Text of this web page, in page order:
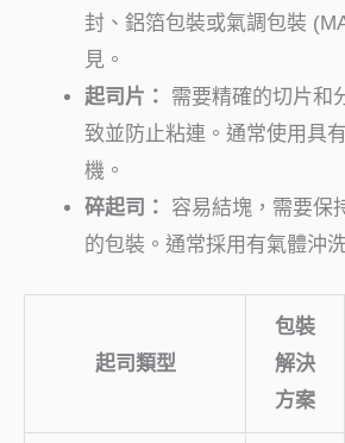
封、鋁箔包裝或氣調包裝
見。
起司片：
需要精確的切片和
致並防止粘連。通常使用具
機。
碎起司：
容易結塊，需要保
的包裝。通常採用有氣體沖
起司類型
包裝
解決
方案